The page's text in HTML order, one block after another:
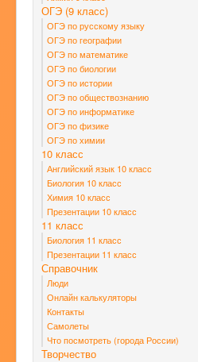
ОГЭ (9 класс)
ОГЭ по русскому языку
ОГЭ по географии
ОГЭ по математике
ОГЭ по биологии
ОГЭ по истории
ОГЭ по обществознанию
ОГЭ по информатике
ОГЭ по физике
ОГЭ по химии
10 класс
Английский язык 10 класс
Биология 10 класс
Химия 10 класс
Презентации 10 класс
11 класс
Биология 11 класс
Презентации 11 класс
Справочник
Люди
Онлайн калькуляторы
Контакты
Самолеты
Что посмотреть (города России)
Творчество